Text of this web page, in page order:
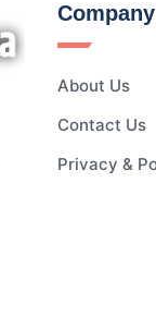
Company
About Us
Contact Us
Privacy &